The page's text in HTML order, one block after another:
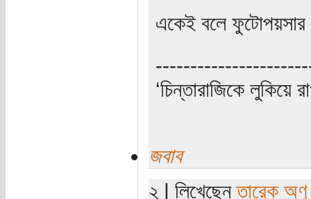
একেই বলে ফুটোপয়সার
‘চিন্তারাজিকে লুকিয়ে
জবাব
২ | লিখেছেনতারেক অণু